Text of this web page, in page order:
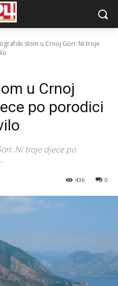
slom u Crnoj Gori: Ni troje
u Crnoj
po porodici
Ni troje djece po
0
436